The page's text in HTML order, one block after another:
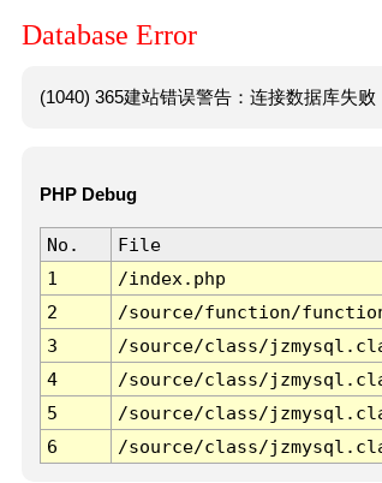
Database Error
(1040) 365建站错误警告：连接数据库失
PHP Debug
No. File
1
/index.php
2
/source/function/
3
/source/class/
4
/source/class/
5
/source/class/
6
/source/class/